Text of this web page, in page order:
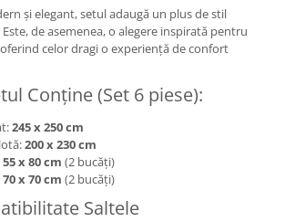
și elegant, setul adaugă un plus de stil
de asemenea, o alegere inspirată pentru
celor dragi o experiență de confort
Conține (Set 6 piese):
245 x 250 cm
200 x 230 cm
55 x 80 cm (2 bucăți)
70 x 70 cm (2 bucăți)
Saltele